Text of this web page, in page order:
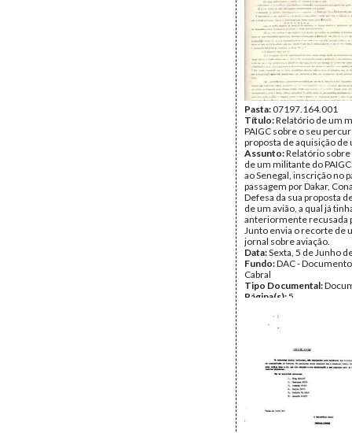
Pasta:07197.164.001
Título:Relatório de um
PAIGC sobre o seu
proposta de aquisição de
Assunto:Relatório
de um militante do
ao Senegal, inscrição no
passagem por Dakar,
Defesa da sua proposta
de um avião, a qual já
anteriormente recusada
Junto envia o recorte de
jornal sobre aviação.
Data:Sexta, 5 de Junho
Fundo:DAC -
Cabral
Tipo Documental:
Página(s): 5